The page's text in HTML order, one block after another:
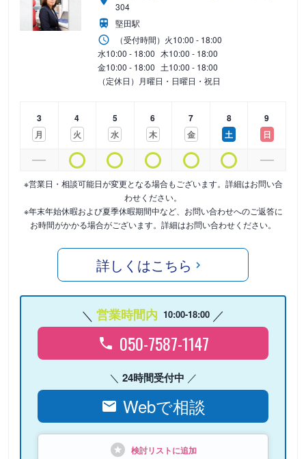
304
堅田駅
（受付時間） 火10:00 - 18:00
水10:00 - 18:00 木10:00 - 18:00
金10:00 - 18:00 土10:00 - 18:00
（定休日）月曜日・日曜日・祝日
3
月
4
火
5
水
6
木
7
金
8
土
9
日
※営業日・相談可能日が変更となる場合もございます。詳細はお問い合
わせください。
※年末年始休暇および夏季休暇期間中など、お問い合わせへのご返答に
お時間がかかる場合がございます。詳細はお問い合わせください。
詳しくはこちら
営業時間内 10:00-18:00
050-7587-1147
24時間受付中
Webで相談
検討リストに追加